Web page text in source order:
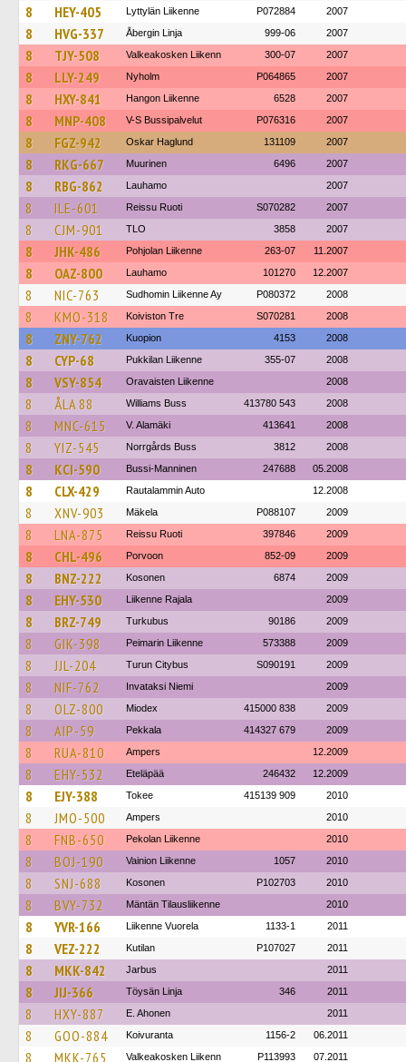
8 HEY-405 Lyttylän Liikenne P072884 2007
8 HVG-337 Åbergin Linja 999-06 2007
8 TJY-508 Valkeakosken Liikenn 300-07 2007
8 LLY-249 Nyholm P064865 2007
8 HXY-841 Hangon Liikenne 6528 2007
8 MNP-408 V-S Bussipalvelut P076316 2007
8 FGZ-942 Oskar Haglund 131109 2007
8 RKG-667 Muurinen 6496 2007
8 RBG-862 Lauhamo 2007
8 ILE-601 Reissu Ruoti S070282 2007
8 CJM-901 TLO 3858 2007
8 JHK-486 Pohjolan Liikenne 263-07 11.2007
8 OAZ-800 Lauhamo 101270 12.2007
8 NIC-763 Sudhomin Liikenne Ay P080372 2008
8 KMO-318 Koiviston Tre S070281 2008
8 ZNY-762 Kuopion 4153 2008
8 CYP-68 Pukkilan Liikenne 355-07 2008
8 VSY-854 Oravaisten Liikenne 2008
8 ÅLA 88 Williams Buss 413780 543 2008
8 MNC-615 V. Alamäki 413641 2008
8 YIZ-545 Norrgårds Buss 3812 2008
8 KCI-590 Bussi-Manninen 247688 05.2008
8 CLX-429 Rautalammin Auto 12.2008
8 XNV-903 Mäkela P088107 2009
8 LNA-875 Reissu Ruoti 397846 2009
8 CHL-496 Porvoon 852-09 2009
8 BNZ-222 Kosonen 6874 2009
8 EHY-530 Liikenne Rajala 2009
8 BRZ-749 Turkubus 90186 2009
8 GIK-398 Peimarin Liikenne 573388 2009
8 JJL-204 Turun Citybus S090191 2009
8 NIF-762 Invataksi Niemi 2009
8 OLZ-800 Miodex 415000 838 2009
8 AIP-59 Pekkala 414327 679 2009
8 RUA-810 Ampers 12.2009
8 EHY-532 Eteläpää 246432 12.2009
8 EJY-388 Tokee 415139 909 2010
8 JMO-500 Ampers 2010
8 FNB-650 Pekolan Liikenne 2010
8 BOJ-190 Vainion Liikenne 1057 2010
8 SNJ-688 Kosonen P102703 2010
8 BVY-732 Mäntän Tilausliikenne 2010
8 YVR-166 Liikenne Vuorela 1133-1 2011
8 VEZ-222 Kutilan P107027 2011
8 MKK-842 Jarbus 2011
8 JIJ-366 Töysän Linja 346 2011
8 HXY-887 E. Ahonen 2011
8 GOO-884 Koivuranta 1156-2 06.2011
8 MKK-765 Valkeakosken Liikenn P113993 07.2011